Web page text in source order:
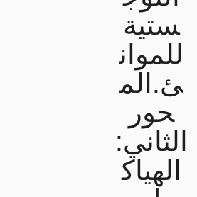
ستية
للموان
ئ.الم
حور
الثاني:
الهياك